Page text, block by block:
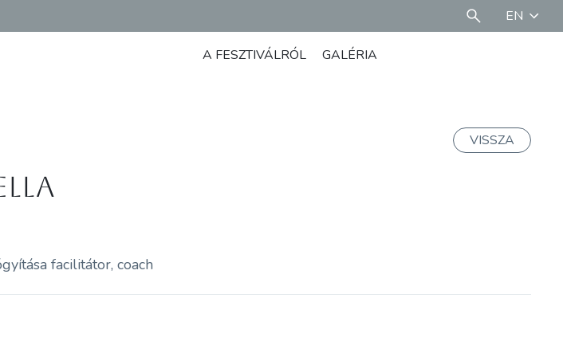
EN
A FESZTIVÁLRÓL GALÉRIA
VISSZA
facilitátor, coach